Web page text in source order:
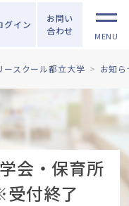
グイン
お問い
合わせ
MENU
ースクール都立大学 お知
会・保育所
付終了